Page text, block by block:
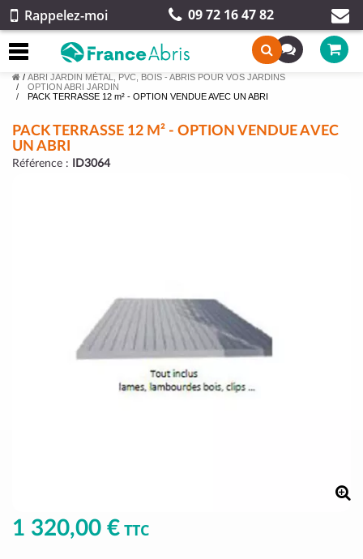
Rappelez-moi 09 72 16 47 82
/ ABRI JARDIN MÉTAL, PVC, BOIS - ABRIS POUR VOS JARDINS
OPTION ABRI JARDIN
PACK TERRASSE 12 m² - OPTION VENDUE AVEC UN ABRI
PACK TERRASSE 12 M² - OPTION VENDUE AVEC
UN ABRI
Référence : ID3064
1 320,00 € TTC